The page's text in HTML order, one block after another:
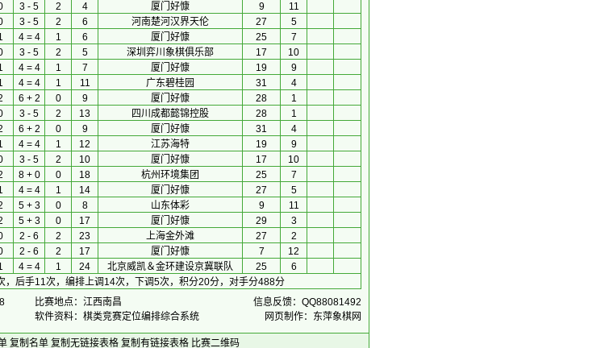
3 - 5 2 4 厦门好慷 9
11
3 - 5 2 6 河南楚河汉界天伦 27
5
4 = 4 1 6 厦门好慷 25
7
3 - 5 2 5 深圳弈川象棋俱乐部 17
10
4 = 4 1 7 厦门好慷 19
9
4 = 4 1 11 广东碧桂园 31
4
6 + 2 0 9 厦门好慷 28
1
3 - 5 2 13 四川成都懿锦控股 28
1
6 + 2 0 9 厦门好慷 31
4
4 = 4 1 12 江苏海特 19
9
3 - 5 2 10 厦门好慷 17
10
8 + 0 0 18 杭州环境集团 25
7
4 = 4 1 14 厦门好慷 27
5
5 + 3 0 8 山东体彩 9
11
5 + 3 0 17 厦门好慷 29
3
2 - 6 2 23 上海金外滩 27
2
2 - 6 2 17 厦门好慷 7
12
4 = 4 1 24 北京威凯＆金环建设京冀联队 25
6
，后手11次，编排上调14次，下调5次，积分20分，对手分488分
比赛地点：江西南昌
信息反馈：QQ88081492
软件资料：棋类竞赛定位编排综合系统 网页制作：东萍象棋网
复制名单 复制无链接表格 复制有链接表格 比赛二维码